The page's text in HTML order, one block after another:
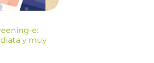
e:
y muy